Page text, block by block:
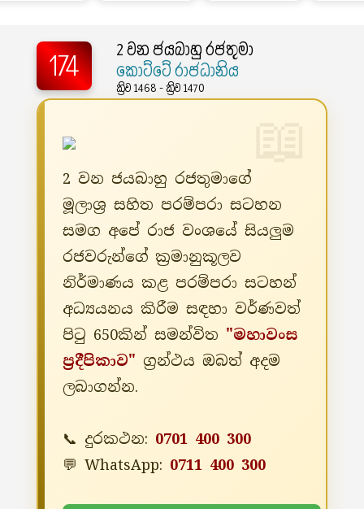
174
2 වන ජයබාහු රජතුමා
කොට්ටේ රාජධානිය
ක්‍රිව 1468 - ක්‍රිව 1470
2 වන ජයබාහු රජතුමාගේ
මූලාශ්‍ර සහිත පරම්පරා සටහන
සමග අපේ රාජ වංශයේ සියලුම
රජවරුන්ගේ ක්‍රමානුකූලව
නිර්මාණය කළ පරම්පරා සටහන්
අධ්‍යයනය කිරීම සඳහා වර්ණවත්
පිටු 650කින් සමන්විත "මහාවංස
ප්‍රදීපිකාව" ග්‍රන්ථය ඔබත් අදම
ලබාගන්න.
📞 දුරකථන: 0701 400 300
💬 WhatsApp: 0711 400 300